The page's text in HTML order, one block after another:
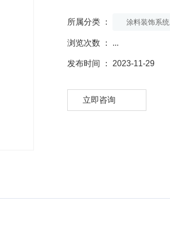
所属分类 ： 涂料装饰系统
浏览次数 ： ...
发布时间 ： 2023-11-29
立即咨询